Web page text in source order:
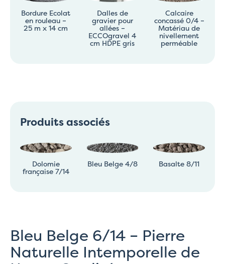
Bordure Ecolat
en rouleau –
25 m x 14 cm
Dalles de
gravier pour
allées –
ECCOgravel 4
cm HDPE gris
Calcaire
concassé 0/4 –
Matériau de
nivellement
perméable
Produits associés
Dolomie
française 7/14
Bleu Belge 4/8 Basalte 8/11
Bleu Belge 6/14 – Pierre
Naturelle Intemporelle de